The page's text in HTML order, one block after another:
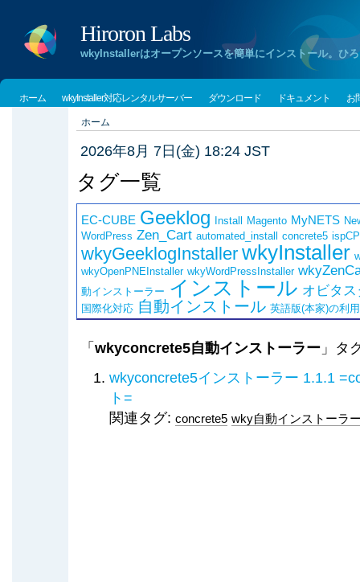
Hiroron Labs
wkyInstallerはオープンソースを簡単にインストール。ひ
ホーム wkyInstaller対応レンタルサーバー ダウンロード ドキュメント お
ホーム
2026年8月 7日(金) 18:24 JST
タグ一覧
EC-CUBE Geeklog Install Magento MyNETS
WordPress Zen_Cart automated_install concrete5 ispCP
wkyGeeklogInstaller wkyInstaller
wkyOpenPNEInstaller wkyWordPressInstaller
動インストーラー インストール オビタ
国際化対応 自動インストール 英語版(本家)の利
「 wkyconcrete5自動インストーラー 」タ
wkyconcrete5インストーラー 1.1.1
ト=
関連タグ: concrete5 wky自動インストーラ